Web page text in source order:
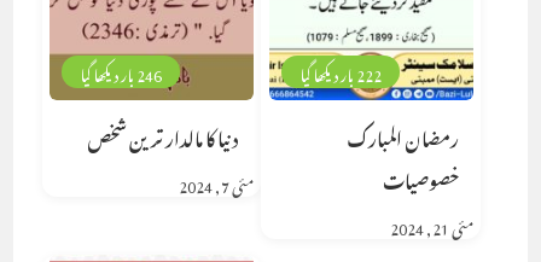
246 بار دیکھا گیا
دنیا کا مالدار ترین شخص
مئی 7, 2024
222 بار دیکھا گیا
رمضان المبارک
خصوصیات
مئی 21, 2024